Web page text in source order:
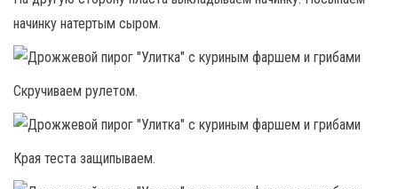
начинку натертым сыром.
Скручиваем рулетом.
Края теста защипываем.